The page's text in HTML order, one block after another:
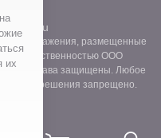
изображения, размещенные
собственностью ООО
Все права защищены. Любое
разрешения запрещено.
их